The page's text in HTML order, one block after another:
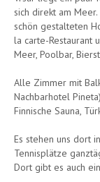
sich direkt am
schön gestalteten
la carte-Restaurant
Meer, Poolbar,
Alle Zimmer mit
Nachbarhotel
Finnische Sauna,
Es stehen uns dort
Tennisplätze
Dort gibt es auch